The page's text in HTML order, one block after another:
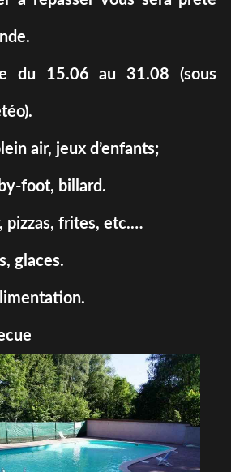
du 15.06 au 31.08 (sous
air, jeux d’enfants;
foot, billard.
pizzas, frites, etc.…
glaces.